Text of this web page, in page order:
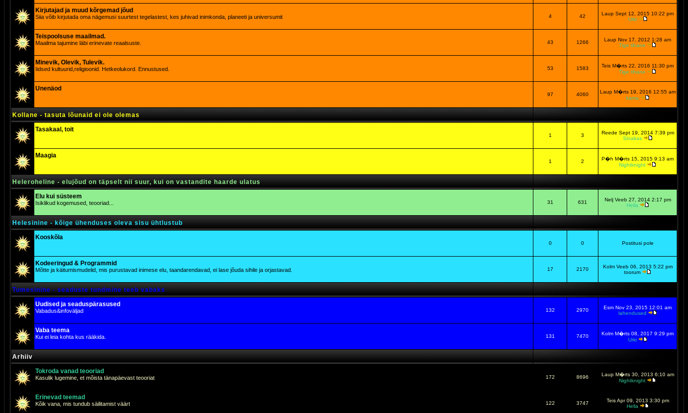
Kirjutajad ja muud kõrgemad jõud
Siia võib kirjutada oma nägemusi suurtest tegelastest, kes juhivad inimkonda, planeeti ja universumit 4 42
Laup Sept 12, 2015 10:22 pm
Urki
Teispoolsuse maailmad.
Maailma tajumine läbi erinevate reaalsuste. 43 1266
Laup Nov 17, 2012 1:28 am
Tige tihane
Minevik, Olevik, Tulevik.
Iidsed kultuurid,religioonid. Hetkeolukord. Ennustused. 53 1583
Teis M�rts 22, 2016 11:30 pm
Tige tihane
Unenäod
97 4060
Laup M�rts 19, 2016 12:55 am
kama
Kollane - tasuta lõunaid ei ole olemas
Tasakaal, toit
1 3
Reede Sept 19, 2014 7:39 pm
Sinakas
Maagia
1 2
P�h M�rts 15, 2015 9:13 am
Nightknight
Heleroheline - elujõud on täpselt nii suur, kui on vastandite haarde ulatus
Elu kui süsteem
Isiklikud kogemused, teooriad... 31 631
Nelj Veeb 27, 2014 2:17 pm
Hella
Helesinine - kõige ühenduses oleva sisu ühtlustub
Kooskõla
0 0 Postitusi pole
Kodeeringud & Programmid
Mõtte ja käitumismudelid, mis purustavad inimese elu, taandarendavad, ei lase jõuda sihile ja orjastavad. 17 2170
Kolm Veeb 06, 2013 5:22 pm
toorum
Tumesinine - seaduste tundmine teeb vabaks
Uudised ja seaduspärasused
Vabadus&infoväljad 132 2970
Esm Nov 23, 2015 12:01 am
lahendused
Vaba teema
Kui ei leia kohta kus rääkida. 131 7470
Kolm M�rts 08, 2017 9:29 pm
Urki
Arhiiv
Tokroda vanad teooriad
Kasulik lugemine, et mõista tänapäevast teooriat 172 8696
Laup M�rts 30, 2013 6:10 am
Nightknight
Erinevad teemad
Kõik vana, mis tundub säilitamist väärt 122 3747
Teis Apr 09, 2013 3:30 pm
Hella